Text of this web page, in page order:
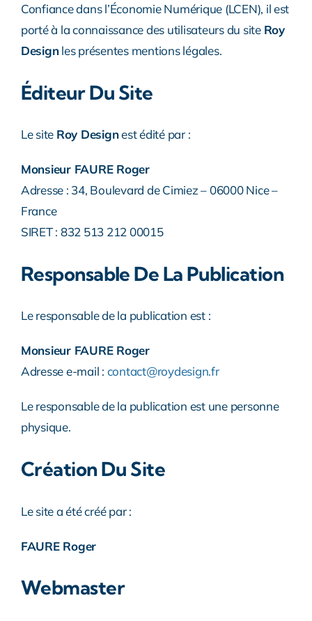
Confiance dans l’Économie Numérique (LCEN), il est
porté à la connaissance des utilisateurs du site Roy
Designles présentes mentions légales.
Éditeur Du Site
Le site Roy Designest édité par :
Monsieur FAURE Roger
Adresse : 34, Boulevard de Cimiez – 06000 Nice –
France
SIRET : 832 513 212 00015
Responsable De La Publication
Le responsable de la publication est :
Monsieur FAURE Roger
Adresse e-mail : contact@roydesign.fr
Le responsable de la publication est une personne
physique.
Création Du Site
Le site a été créé par :
FAURE Roger
Webmaster